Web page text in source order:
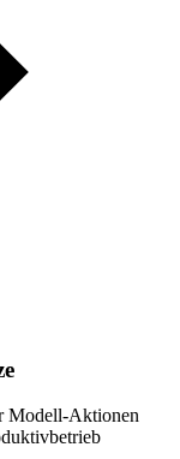
Modell-Aktionen